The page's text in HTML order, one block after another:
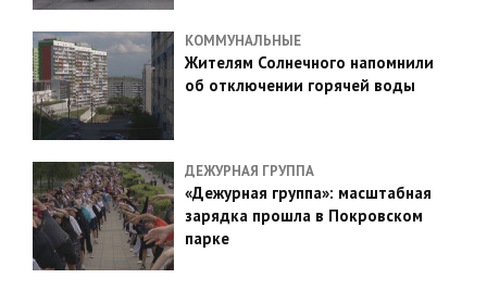
КОММУНАЛЬНЫЕ
Жителям Солнечного напомнили
об отключении горячей воды
ДЕЖУРНАЯ ГРУППА
«Дежурная группа»: масштабная
зарядка прошла в Покровском
парке